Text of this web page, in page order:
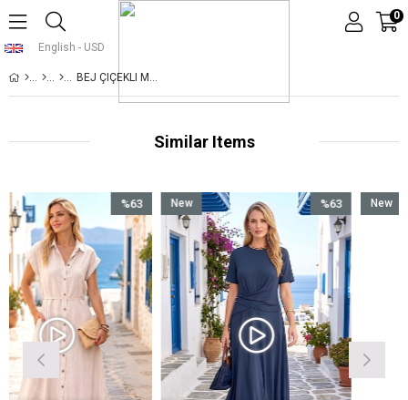
English - USD
0
BEJ ÇIÇEKLI MADONNA YAKA ETEKLERI FIRFIRLI CEPLI UZUN ELBISE
Similar Items
%63
Sale
%63Sale
%63
Sale
%63Sale
Item
New